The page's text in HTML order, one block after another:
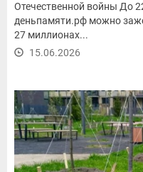
Отечественной войны До
деньпамяти.рф можно
27 миллионах...
15.06.2026